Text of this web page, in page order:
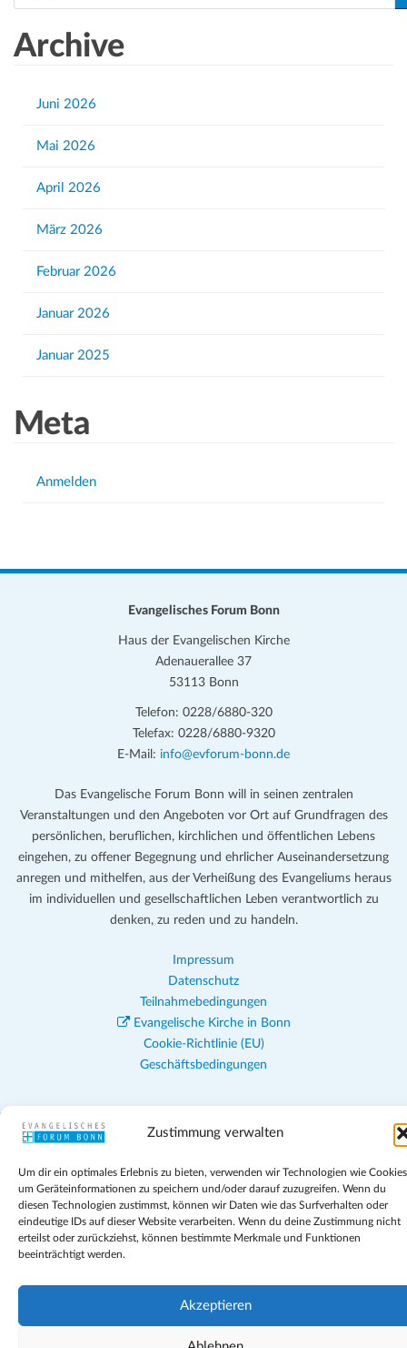
Zustimmung verwalten
Um dir ein optimales Erlebnis zu bieten, verwenden wir Technologien wie
um Geräteinformationen zu speichern und/oder darauf zuzugreifen. Wenn du
diesen Technologien zustimmst, können wir Daten wie das Surfverhalten oder
eindeutige IDs auf dieser Website verarbeiten. Wenn du deine Zustimmung nicht
erteilst oder zurückziehst, können bestimmte Merkmale und Funktionen
beeinträchtigt werden.
Akzeptieren
e
rArchive
Juni 2026
Mai 2026
April 2026
März 2026
Februar 2026
Januar 2026
Januar 2025
Meta
Anmelden
Evangelisches Forum Bonn
Haus der Evangelischen Kirche
Adenauerallee 37
53113 Bonn
Telefon: 0228/6880-320
Telefax: 0228/6880-9320
E-Mail: info@evforum-bonn.de
Das Evangelische Forum Bonn will in seinen zentralen
Veranstaltungen und den Angeboten vor Ort auf Grundfragen des
persönlichen, beruflichen, kirchlichen und öffentlichen Lebens
eingehen, zu offener Begegnung und ehrlicher Auseinandersetzung
anregen und mithelfen, aus der Verheißung des Evangeliums heraus
im individuellen und gesellschaftlichen Leben verantwortlich zu
denken, zu reden und zu handeln.
Impressum
Datenschutz
Teilnahmebedingungen
Evangelische Kirche in Bonn
Cookie-Richtlinie (EU)
Geschäftsbedingungen